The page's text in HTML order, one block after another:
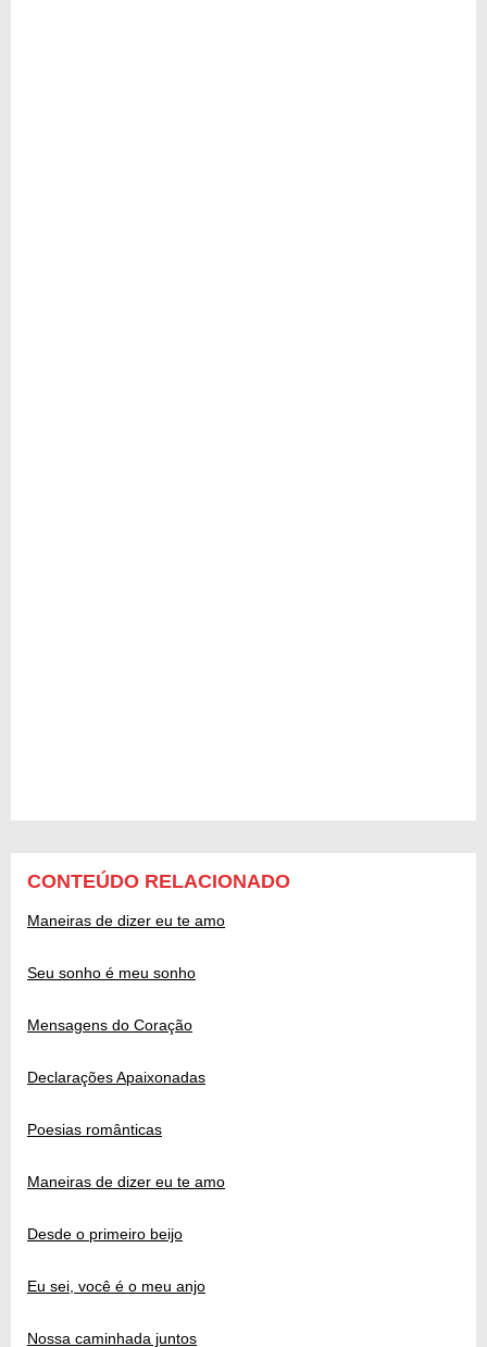
CONTEÚDO RELACIONADO
Maneiras de dizer eu te amo
Seu sonho é meu sonho
Mensagens do Coração
Declarações Apaixonadas
Poesias românticas
Maneiras de dizer eu te amo
Desde o primeiro beijo
Eu sei, você é o meu anjo
Nossa caminhada juntos